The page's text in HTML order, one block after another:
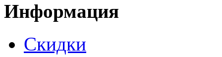
Информация
Скидки